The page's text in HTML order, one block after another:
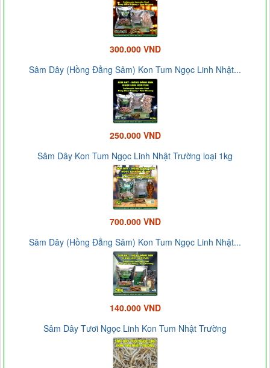
300.000 VND
Sâm Dây (Hồng Đẳng Sâm) Kon Tum Ngọc Linh Nhật...
250.000 VND
Sâm Dây Kon Tum Ngọc Linh Nhật Trường loại 1kg
700.000 VND
Sâm Dây (Hồng Đẳng Sâm) Kon Tum Ngọc Linh Nhật...
140.000 VND
Sâm Dây Tươi Ngọc Linh Kon Tum Nhật Trường